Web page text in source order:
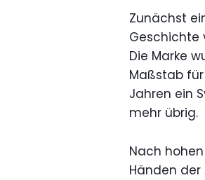
Zunächst
Geschichte
Die Marke
Maßstab
Jahren ein
mehr übrig.
Nach
Händen der